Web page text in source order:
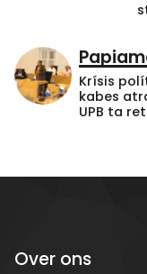
Krísis
kabes
UPB ta
Over ons